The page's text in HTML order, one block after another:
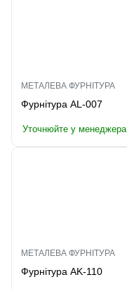
МЕТАЛЕВА ФУРНІТУРА
Фурнітура AL-007
Уточнюйте у менеджера
МЕТАЛЕВА ФУРНІТУРА
Фурнітура AK-110